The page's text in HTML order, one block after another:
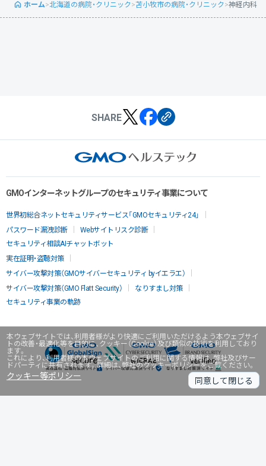
本ウェブサイトでは、利用者様がより快適にご利用いただけるよう本ウェブサイ
トの改善・最適化等を目的に、クッキー（Cookie）及び類似の技術を利用しており
ます。
これにより、利用者様の本ウェブサイトのご利用に関する情報は、弊社及びサー
ドパーティに共有されます。詳細は、弊社のクッキーポリシーをご覧ください。
クッキー等ポリシー 同意して閉じる
ホーム>北海道の病院・クリニック>苫小牧市の病院・クリニック>神経内科
SHARE
GMOインターネットグループのセキュリティ事業について
世界初総合ネットセキュリティサービス「GMOセキュリティ24」
パスワード漏洩診断
Webサイトリスク診断
セキュリティ相談AIチャットボット
実在証明・盗聴対策
サイバー攻撃対策（GMOサイバーセキュリティ byイエラエ）
サイバー攻撃対策（GMO Flatt Security）
なりすまし対策
セキュリティ事業の軌跡